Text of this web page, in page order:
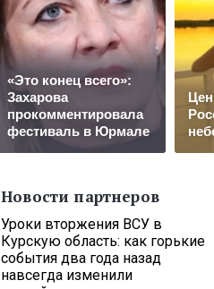
«Это конец всего»:
Захарова
прокомментировала
фестиваль в Юрмале
Новости партнеров
Уроки вторжения ВСУ в
Курскую область: как горькие
события два года назад
навсегда изменили